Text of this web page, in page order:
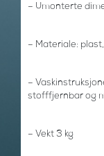
– Umonterte
– Materiale:
–
stofffjernbar og
– Vekt 3 kg